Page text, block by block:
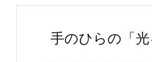
手のひらの「光